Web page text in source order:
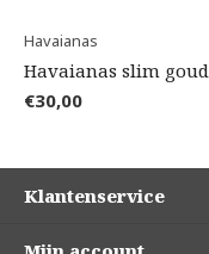
Havaianas
Havaianas slim goud
€30,00
Klantenservice